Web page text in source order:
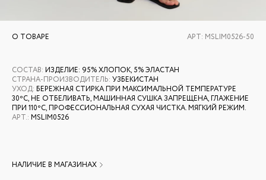
О ТОВАРЕ АРТ: MSLIM0526-50
СОСТАВ: ИЗДЕЛИЕ: 95% ХЛОПОК, 5% ЭЛАСТАН
СТРАНА-ПРОИЗВОДИТЕЛЬ: УЗБЕКИСТАН
УХОД: БЕРЕЖНАЯ СТИРКА ПРИ МАКСИМАЛЬНОЙ ТЕМПЕРАТУРЕ
30ºС, НЕ ОТБЕЛИВАТЬ, МАШИННАЯ СУШКА ЗАПРЕЩЕНА, ГЛАЖЕНИЕ
ПРИ 110ºС, ПРОФЕССИОНАЛЬНАЯ СУХАЯ ЧИСТКА. МЯГКИЙ РЕЖИМ.
АРТ.: MSLIM0526
НАЛИЧИЕ В МАГАЗИНАХ